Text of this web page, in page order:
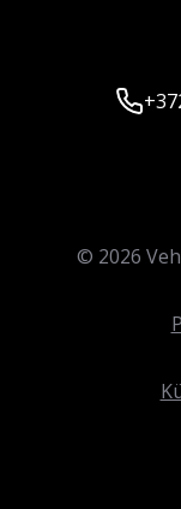
© 2026